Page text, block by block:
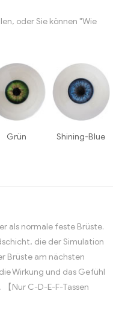
oder Sie können "Wie
Grün Shining-Blue
als normale feste Brüste.
die der Simulation
Brüste am nächsten
Wirkung und das Gefühl
Nur C-D-E-F-Tassen